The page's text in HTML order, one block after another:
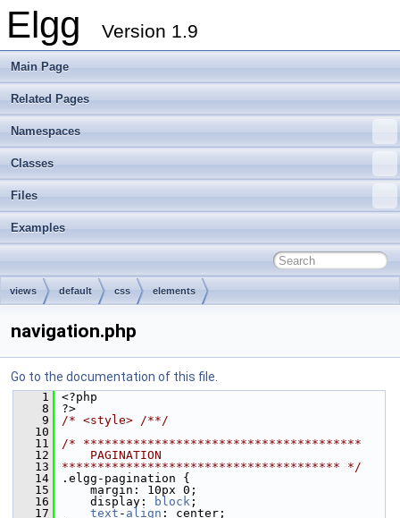
Elgg Version 1.9
Main Page
Related Pages
Namespaces
Classes
Files
Examples
views default css elements
navigation.php
Go to the documentation of this file.
    1
<?php
    8
?>
    9
/* <style> /**/
   10
   11
/* ***************************************
   12
    PAGINATION
   13
*************************************** */
   14
.elgg-pagination {
   15
margin: 10px 0;
   16
display: block ;
   17
text - align : center;